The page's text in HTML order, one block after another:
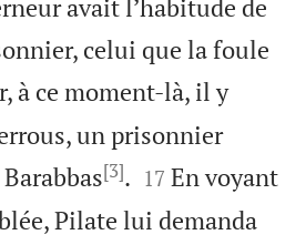
avait l’habitude de
celui que la foule
à ce moment-là, il y
un prisonnier
[3]. 

17 En voyant
Pilate lui demanda